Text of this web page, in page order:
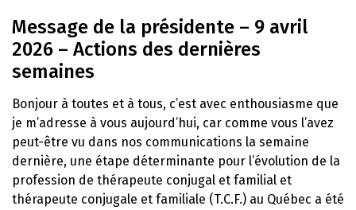
Message de la présidente – 9 avril
2026 – Actions des dernières
semaines
Bonjour à toutes et à tous, c’est avec enthousiasme que
je m’adresse à vous aujourd’hui, car comme vous l’avez
peut-être vu dans nos communications la semaine
dernière, une étape déterminante pour l’évolution de la
profession de thérapeute conjugal et familial et
thérapeute conjugale et familiale (T.C.F.) au Québec a été